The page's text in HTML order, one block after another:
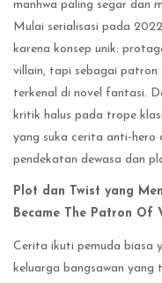
manhwa paling segar dan
Mulai serialisasi pada
karena konsep unik:
villain, tapi sebagai patron
terkenal di novel fantasi.
kritik halus pada trope
yang suka cerita anti-hero
pendekatan dewasa dan
Plot dan Twist yang
Became The Patron Of
Cerita ikuti pemuda biasa
keluarga bangsawan yang